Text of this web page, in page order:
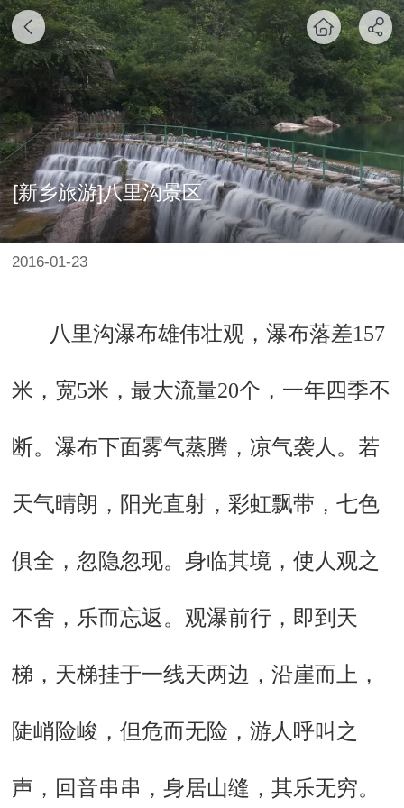
[新乡旅游]八里沟景区
2016-01-23
八里沟瀑布雄伟壮观，瀑布落差157
米，宽5米，最大流量20个，一年四季不
断。瀑布下面雾气蒸腾，凉气袭人。若
天气晴朗，阳光直射，彩虹飘带，七色
俱全，忽隐忽现。身临其境，使人观之
不舍，乐而忘返。观瀑前行，即到天
梯，天梯挂于一线天两边，沿崖而上，
陡峭险峻，但危而无险，游人呼叫之
声，回音串串，身居山缝，其乐无穷。